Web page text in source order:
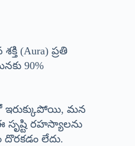
(Aura) ప్రతి
90%
ఇరుక్కుపోయి, మన
రహస్యాలను
లేదు.